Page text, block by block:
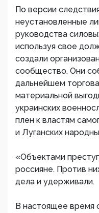
По версии
неустановленные
руководства
используя свое
создали
сообщество. Они
дальнейшем
материальной
украинских
плен к властям
и Луганских
«Объектами
россияне. Против
дела и удерживали.
В настоящее время